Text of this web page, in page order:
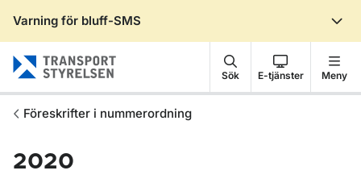
Varning för bluff-SMS
Sök E-tjänster Meny
Föreskrifter i nummerordning
2020